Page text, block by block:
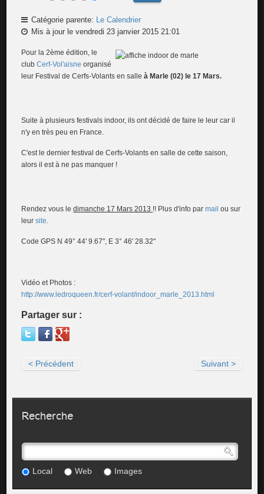
Catégorie parente: Le Calendrier
Mis à jour le vendredi 23 janvier 2015 21:01
Pour la 2ème édition, le
clubCerf-Vol'aisne organisé
leur Festival de Cerfs-Volants en salle à Marle (02) le 17 Mars.
Suite à plusieurs festivals indoor, ils ont décidé de faire le leur car il
n'y en très peu en France.
C'est le dernier festival de Cerfs-Volants en salle de cette saison,
alors il est à ne pas manquer !
Rendez vous ledimanche 17 Mars 2013 !! Plus d'info parmail ou sur
leursite.
Code GPS N 49° 44' 9.67", E 3° 46' 28.32"
Vidéo et Photos :
http://www.ledroqueen.fr/cerf-volant/indoor_marle_2013.html
Partager sur :
< Précédent Suivant >
Recherche
Local Web Images